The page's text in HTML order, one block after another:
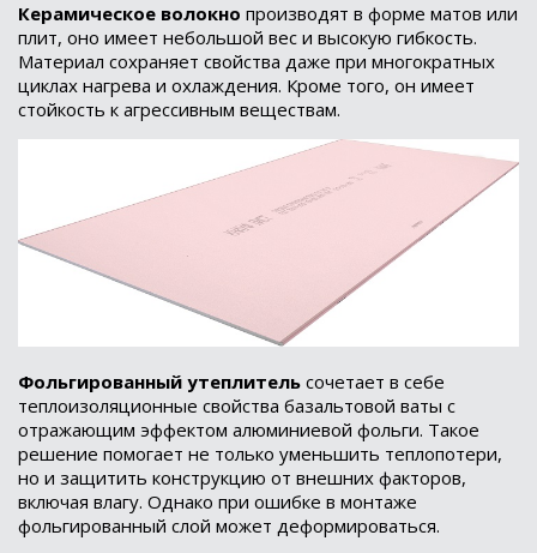
Керамическое волокно производят в форме матов или
плит, оно имеет небольшой вес и высокую гибкость.
Материал сохраняет свойства даже при многократных
циклах нагрева и охлаждения. Кроме того, он имеет
стойкость к агрессивным веществам.
Фольгированный утеплитель сочетает в себе
теплоизоляционные свойства базальтовой ваты с
отражающим эффектом алюминиевой фольги. Такое
решение помогает не только уменьшить теплопотери,
но и защитить конструкцию от внешних факторов,
включая влагу. Однако при ошибке в монтаже
фольгированный слой может деформироваться.